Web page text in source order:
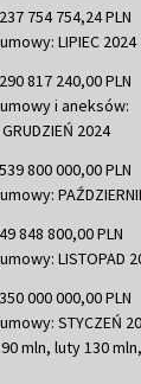
754 754,24 PLN
LIPIEC 2024
817 240,00 PLN
i aneksów:
2024
800 000,00 PLN
848 800,00 PLN
LISTOPAD
000 000,00 PLN
STYCZEŃ
mln, luty 130 mln,